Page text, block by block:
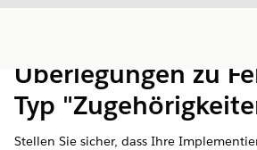
Überlegungen zu
Typ
Stellen Sie sicher, dass Ihre